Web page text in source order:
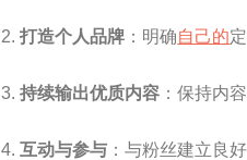
打造个人品牌 ：明确自己的
持续输出优质内容 ：保持内
互动与参与 ：与粉丝建立良